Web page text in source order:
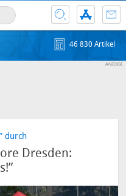
46 830 Artikel
durch
Dresden: